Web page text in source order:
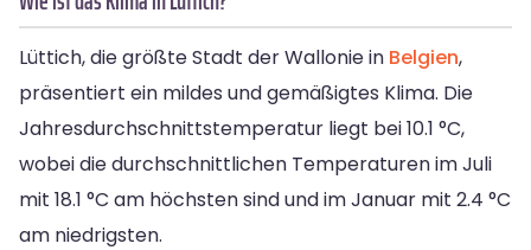
Lüttich, die größte Stadt der Wallonie in Belgien,
präsentiert ein mildes und gemäßigtes Klima. Die
Jahresdurchschnittstemperatur liegt bei 10.1 °C,
wobei die durchschnittlichen Temperaturen im Juli
mit 18.1 °C am höchsten sind und im Januar mit 2.4 °C
am niedrigsten.